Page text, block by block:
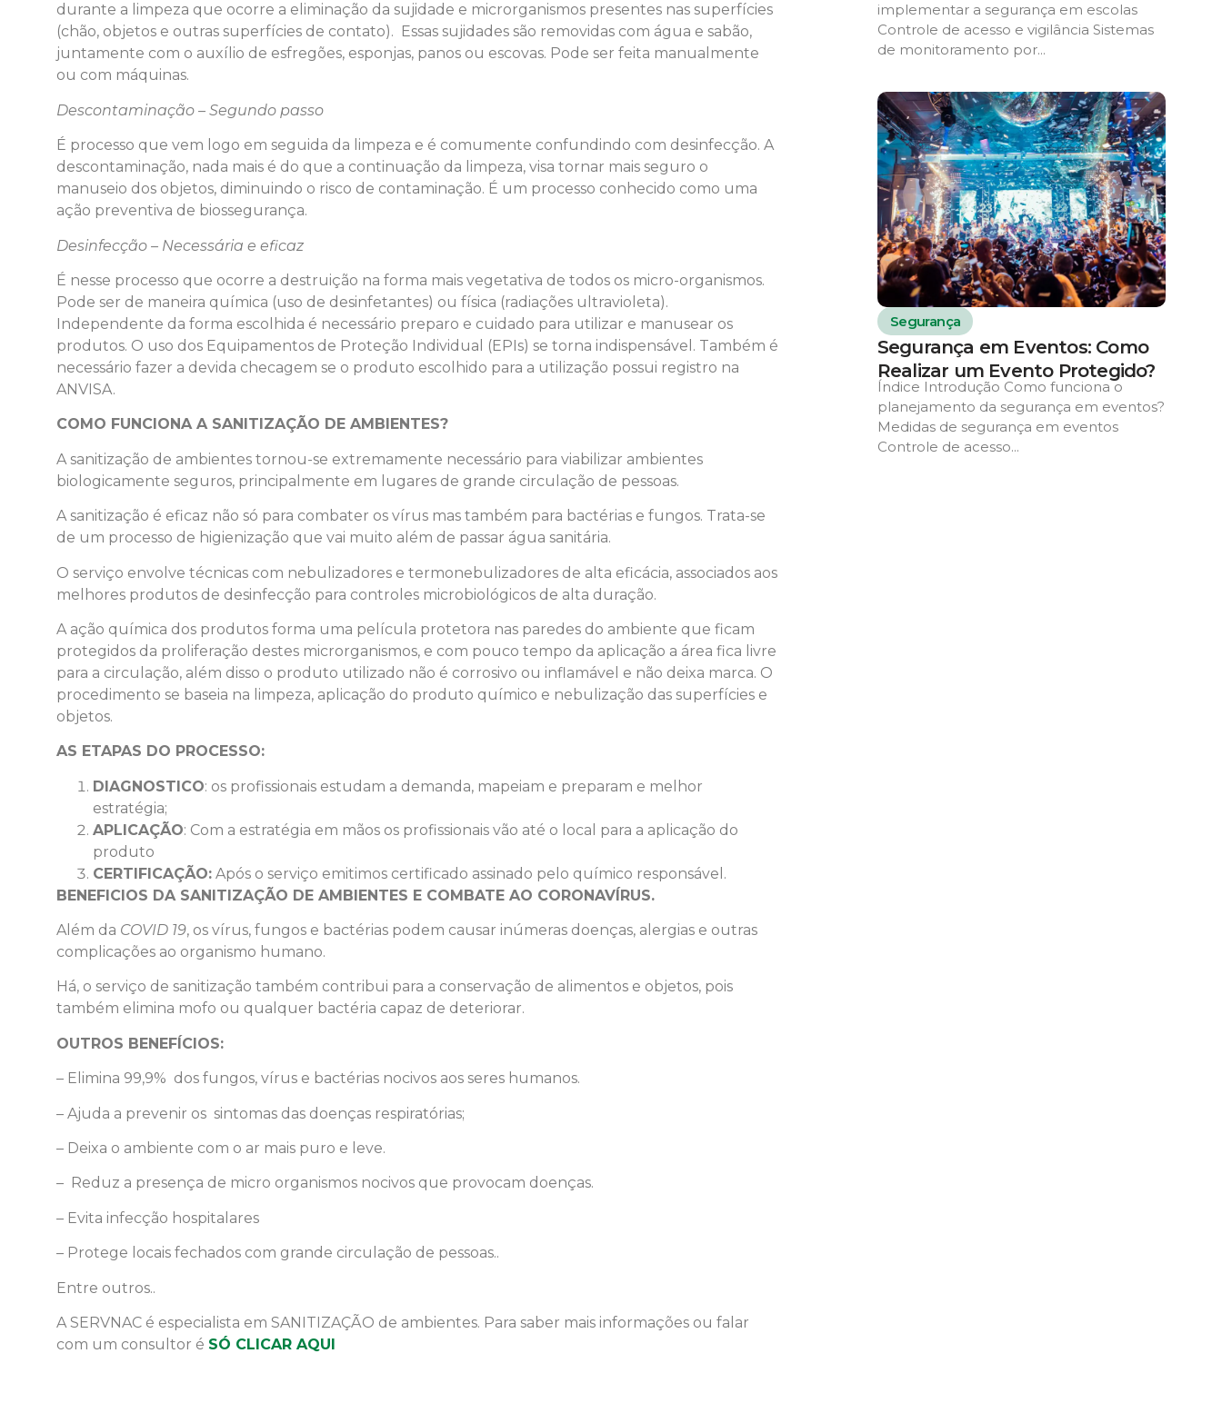
durante a limpeza que ocorre a eliminação da sujidade e microrganismos presentes nas superfícies
(chão, objetos e outras superfícies de contato). Essas sujidades são removidas com água e sabão,
juntamente com o auxílio de esfregões, esponjas, panos ou escovas. Pode ser feita manualmente
ou com máquinas.
Descontaminação – Segundo passo
É processo que vem logo em seguida da limpeza e é comumente confundindo com desinfecção. A
descontaminação, nada mais é do que a continuação da limpeza, visa tornar mais seguro o
manuseio dos objetos, diminuindo o risco de contaminação. É um processo conhecido como uma
ação preventiva de biossegurança.
Desinfecção – Necessária e eficaz
É nesse processo que ocorre a destruição na forma mais vegetativa de todos os micro-organismos.
Pode ser de maneira química (uso de desinfetantes) ou física (radiações ultravioleta).
Independente da forma escolhida é necessário preparo e cuidado para utilizar e manusear os
produtos. O uso dos Equipamentos de Proteção Individual (EPIs) se torna indispensável. Também é
necessário fazer a devida checagem se o produto escolhido para a utilização possui registro na
ANVISA.
COMO FUNCIONA A SANITIZAÇÃO DE AMBIENTES?
A sanitização de ambientes tornou-se extremamente necessário para viabilizar ambientes
biologicamente seguros, principalmente em lugares de grande circulação de pessoas.
A sanitização é eficaz não só para combater os vírus mas também para bactérias e fungos. Trata-se
de um processo de higienização que vai muito além de passar água sanitária.
O serviço envolve técnicas com nebulizadores e termonebulizadores de alta eficácia, associados aos
melhores produtos de desinfecção para controles microbiológicos de alta duração.
A ação química dos produtos forma uma película protetora nas paredes do ambiente que ficam
protegidos da proliferação destes microrganismos, e com pouco tempo da aplicação a área fica livre
para a circulação, além disso o produto utilizado não é corrosivo ou inflamável e não deixa marca. O
procedimento se baseia na limpeza, aplicação do produto químico e nebulização das superfícies e
objetos.
AS ETAPAS DO PROCESSO:
DIAGNOSTICO: os profissionais estudam a demanda, mapeiam e preparam e melhor
estratégia;
APLICAÇÃO: Com a estratégia em mãos os profissionais vão até o local para a aplicação do
produto
CERTIFICAÇÃO: Após o serviço emitimos certificado assinado pelo químico responsável.
BENEFICIOS DA SANITIZAÇÃO DE AMBIENTES E COMBATE AO CORONAVÍRUS.
Além da COVID 19, os vírus, fungos e bactérias podem causar inúmeras doenças, alergias e outras
complicações ao organismo humano.
Há, o serviço de sanitização também contribui para a conservação de alimentos e objetos, pois
também elimina mofo ou qualquer bactéria capaz de deteriorar.
OUTROS BENEFÍCIOS:
– Elimina 99,9% dos fungos, vírus e bactérias nocivos aos seres humanos.
– Ajuda a prevenir os sintomas das doenças respiratórias;
– Deixa o ambiente com o ar mais puro e leve.
– Reduz a presença de micro organismos nocivos que provocam doenças.
– Evita infecção hospitalares
– Protege locais fechados com grande circulação de pessoas..
Entre outros..
A SERVNAC é especialista em SANITIZAÇÃO de ambientes. Para saber mais informações ou falar
com um consultor é SÓ CLICAR AQUI
implementar a segurança em escolas
Controle de acesso e vigilância Sistemas
de monitoramento por...
Segurança
Segurança em Eventos: Como
Realizar um Evento Protegido?
Índice Introdução Como funciona o
planejamento da segurança em eventos?
Medidas de segurança em eventos
Controle de acesso...